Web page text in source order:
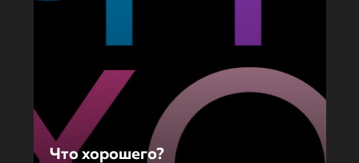
Что хорошего?